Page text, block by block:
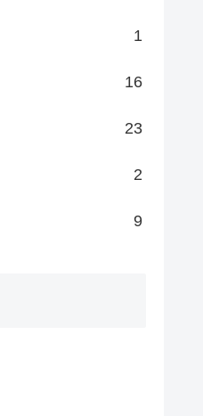
1
16
23
2
9